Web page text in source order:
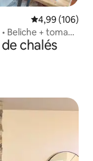
4,99 de uma
4,99 (106)
Beliche + tomada
chalés